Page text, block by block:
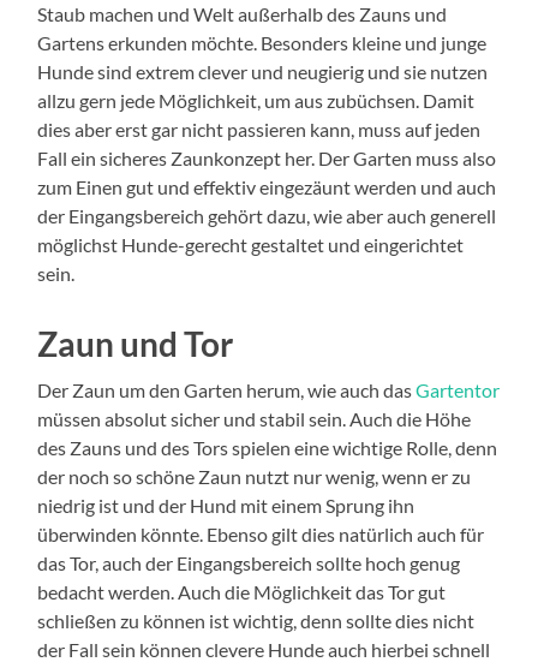
Staub machen und Welt außerhalb des Zauns und
Gartens erkunden möchte. Besonders kleine und junge
Hunde sind extrem clever und neugierig und sie nutzen
allzu gern jede Möglichkeit, um aus zubüchsen. Damit
dies aber erst gar nicht passieren kann, muss auf jeden
Fall ein sicheres Zaunkonzept her. Der Garten muss also
zum Einen gut und effektiv eingezäunt werden und auch
der Eingangsbereich gehört dazu, wie aber auch generell
möglichst Hunde-gerecht gestaltet und eingerichtet
sein.
Zaun und Tor
Der Zaun um den Garten herum, wie auch dasGartentor
müssen absolut sicher und stabil sein. Auch die Höhe
des Zauns und des Tors spielen eine wichtige Rolle, denn
der noch so schöne Zaun nutzt nur wenig, wenn er zu
niedrig ist und der Hund mit einem Sprung ihn
überwinden könnte. Ebenso gilt dies natürlich auch für
das Tor, auch der Eingangsbereich sollte hoch genug
bedacht werden. Auch die Möglichkeit das Tor gut
schließen zu können ist wichtig, denn sollte dies nicht
der Fall sein können clevere Hunde auch hierbei schnell